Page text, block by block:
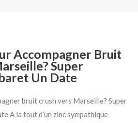
Accompagner Bruit
Super
Un Date
bruit crush vers Marseille? Super
A la tout d’un zinc sympathique